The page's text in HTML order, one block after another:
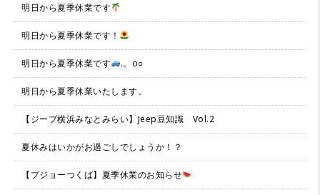
明日から夏季休業です
明日から夏季休業です！
明日から夏季休業です .。o○
明日から夏季休業いたします。
【ジープ横浜みなとみらい】Jeep豆知識 Vol.2
夏休みはいかがお過ごしでしょうか！？
【プジョーつくば】夏季休業のお知らせ